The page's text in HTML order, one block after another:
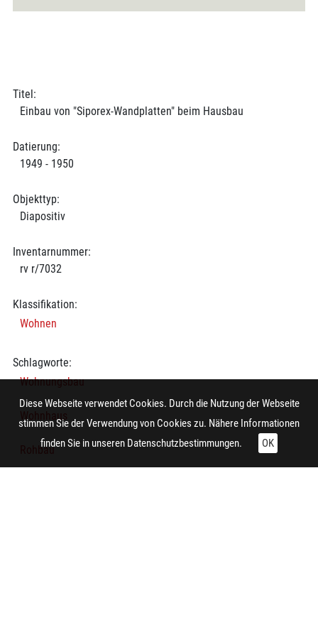
Titel:
Einbau von "Siporex-Wandplatten" beim Hausbau
Datierung:
1949 - 1950
Objekttyp:
Diapositiv
Inventarnummer:
rv r/7032
Klassifikation:
Wohnen
Schlagworte:
Wohnungsbau
Rohbau
Diese Webseite verwendet Cookies. Durch die Nutzung der Webseite
stimmen Sie der Verwendung von Cookies zu. Nähere Informationen
finden Sie in unseren Datenschutzbestimmungen. OK